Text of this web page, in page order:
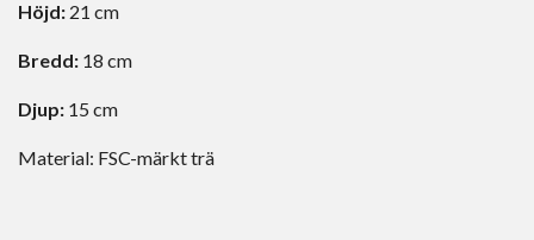
Höjd: 21 cm
Bredd: 18 cm
Djup: 15 cm
Material: FSC-märkt trä